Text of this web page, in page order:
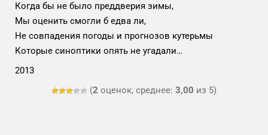
Когда бы не было преддверия зимы,
Мы оценить смогли б едва ли,
Не совпадения погоды и прогнозов кутерьмы
Которые синоптики опять не угадали…
2013
(2 оценок, среднее: 3,00 из 5)